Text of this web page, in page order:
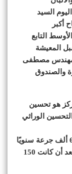
السيد
أكبر
التابع
المعيشة
المهندس مصطفى
والصندوق
هو تحسين
الوراثي
واضاف ان الطاقة الانتاجية للمركز حوالى 600 ألف جرعة سنويًا
ومستهدف الوصول بها الى 1,2 مليون جرعة بعد أن كانت 150